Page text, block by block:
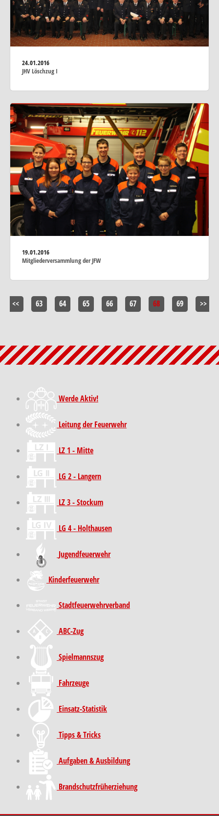
24.01.2016
JHV Löschzug I
19.01.2016
Mitgliederversammlung der JFW
<< 63 64 65 66 67 68 69 >>
Werde Aktiv!
Leitung der Feuerwehr
LZ 1 - Mitte
LG 2 - Langern
LZ 3 - Stockum
LG 4 - Holthausen
Jugendfeuerwehr
Kinder­feuer­wehr
Stadt­feuer­wehr­verband
ABC-Zug
Spielmannszug
Fahrzeuge
Einsatz-Statistik
Tipps & Tricks
Aufgaben & Ausbildung
Brand­schutz­früh­erziehung